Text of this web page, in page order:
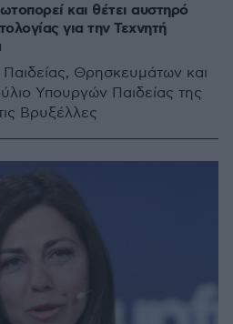
και θέτει αυστηρό
για την Τεχνητή
Θρησκευμάτων και
Υπουργών Παιδείας της
Βρυξέλλες